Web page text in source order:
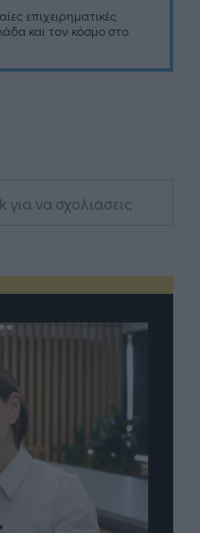
επιχειρηματικές
και τον κόσμο στο
για να σχολιάσεις